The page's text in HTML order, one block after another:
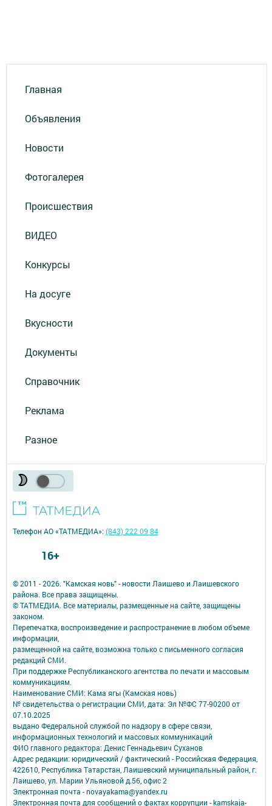
Главная
Объявления
Новости
Фотогалерея
Происшествия
ВИДЕО
Конкурсы
На досуге
Вкусности
Документы
Справочник
Реклама
Разное
© 2011 - 2026. "Камская новь" - новости Лаишево и Лаишевского
района. Все права защищены.
© ТАТМЕДИА. Все материалы, размещенные на сайте, защищены
законом.
Перепечатка, воспроизведение и распространение в любом объеме
информации,
размещенной на сайте, возможна только с письменного согласия
редакций СМИ.
При поддержке Республиканского агентства по печати и массовым
коммуникациям.
Наименование СМИ: Кама ягы (Камская новь)
№ свидетельства о регистрации СМИ, дата: Эл №ФC 77-90200 от
07.10.2025
выдано Федеральной службой по надзору в сфере связи,
информационных технологий и массовых коммуникаций
ФИО главного редактора: Денис Геннадьевич Суханов
Адрес редакции: юридический / фактический - Российская Федерация,
422610, Республика Татарстан, Лаишевский муниципальный район, г.
Лаишево, ул. Марии Ульяновой д.56, офис 2
Электронная почта - novayakama@yandex.ru
Электронная почта для сообщений о фактах коррупции - kamskaja-
Телефон АО «ТАТМЕДИА»:(843) 222 09 84
16+